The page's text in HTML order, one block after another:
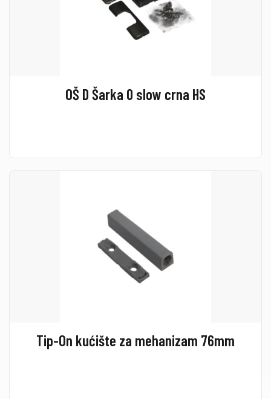
OŠ D Šarka 0 slow crna HS
Tip-On kućište za mehanizam 76mm